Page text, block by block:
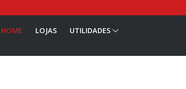
HOME LOJAS UTILIDADES